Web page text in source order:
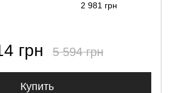
2 981 грн
грн 5 594 грн
Купить